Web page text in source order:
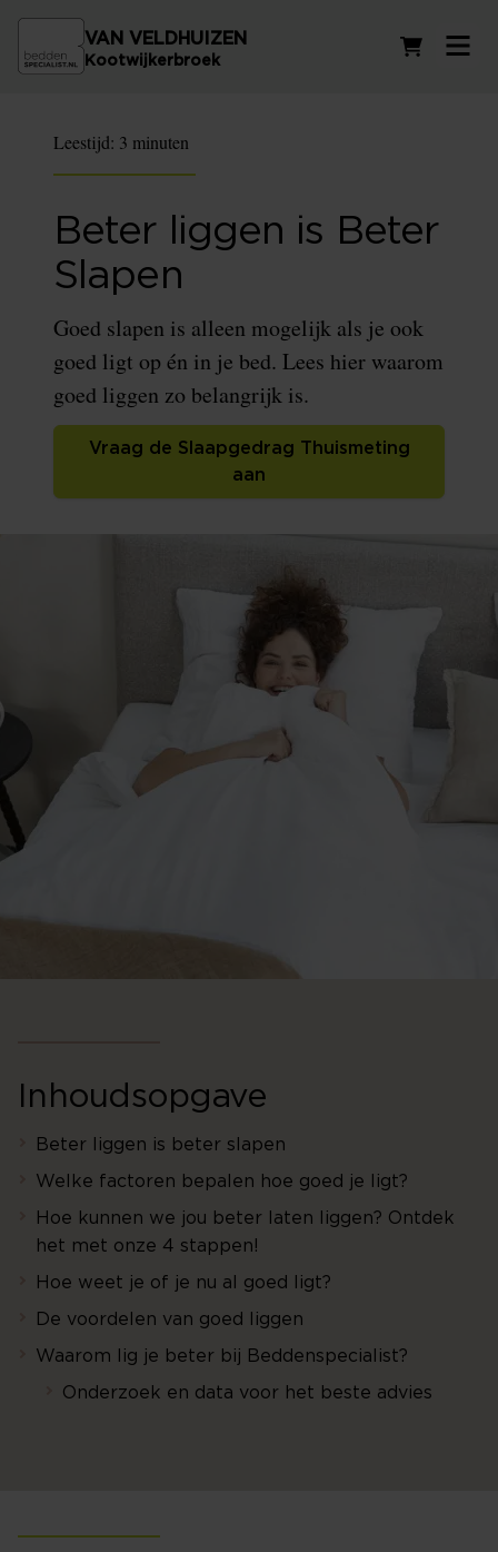
VAN VELDHUIZEN
Kootwijkerbroek
Leestijd: 3 minuten
Beter liggen is Beter
Slapen
Goed slapen is alleen mogelijk als je ook
goed ligt op én in je bed. Lees hier waarom
goed liggen zo belangrijk is.
Vraag de Slaapgedrag Thuismeting
aan
Inhoudsopgave
Beter liggen is beter slapen
Welke factoren bepalen hoe goed je ligt?
Hoe kunnen we jou beter laten liggen? Ontdek
het met onze 4 stappen!
Hoe weet je of je nu al goed ligt?
De voordelen van goed liggen
Waarom lig je beter bij Beddenspecialist?
Onderzoek en data voor het beste advies